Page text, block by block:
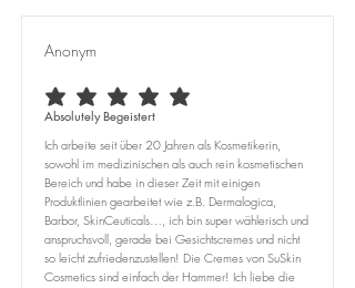
Anonym
durchschnittliches Rating ist 5 von 5
Absolutely Begeistert
Ich arbeite seit über 20 Jahren als Kosmetikerin,
sowohl im medizinischen als auch rein kosmetischen
Bereich und habe in dieser Zeit mit einigen
Produktlinien gearbeitet wie z.B. Dermalogica,
Barbor, SkinCeuticals…, ich bin super wählerisch und
anspruchsvoll, gerade bei Gesichtscremes und nicht
so leicht zufriedenzustellen! Die Cremes von SuSkin
Cosmetics sind einfach der Hammer! Ich liebe die